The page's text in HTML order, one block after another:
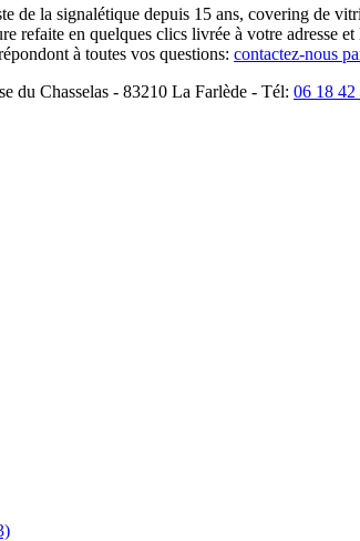
de la signalétique depuis 15 ans, covering de
refaite en quelques clics livrée à votre adresse
à toutes vos questions: contactez-nous
du Chasselas - 83210 La Farlède - Tél: 06 18 42